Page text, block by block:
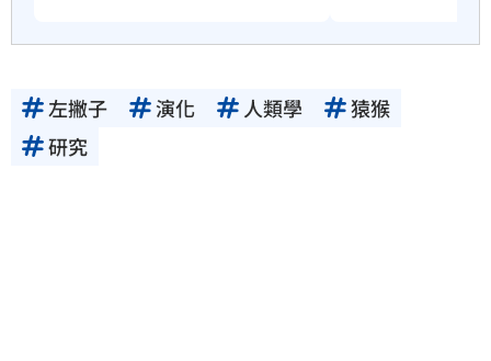
左撇子 演化 人類學
猿猴
研究